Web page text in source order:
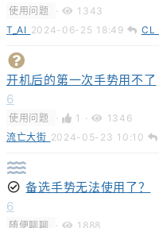
使用问题 ·
1343
T_AI 2024-06-25 18:49 CL
开机后的第一次手势用不了
6
使用问题 · 1 ·
1346
流亡大街 2024-05-23 10:10
备选手势无法使用了？
6
随便聊聊 ·
1888